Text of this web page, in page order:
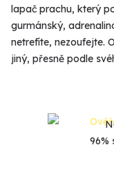
lapač prachu, který
gurmánský,
netrefíte, nezoufejte.
jiný, přesně podle
96%